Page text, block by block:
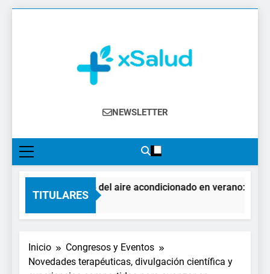
XSalud
Noticias Del Sector Salud. Congresos Y
Farmacéutica, Atención Primaria,
Especialistas, Farmacia, Etc…
NEWSLETTER
TITULARES
El impacto del aire acondicionado en verano:
3 Días Atrás
Inicio
Congresos y Eventos
Novedades terapéuticas, divulgación científica y